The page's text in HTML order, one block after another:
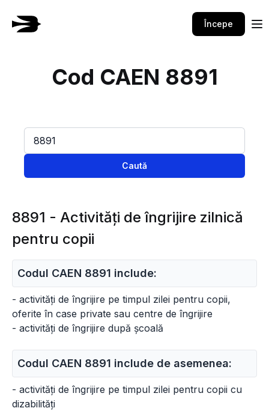
Începe
Cod CAEN 8891
Caută
8891 - Activităţi de îngrijire zilnică
pentru copii
Codul CAEN 8891 include:
- activități de îngrijire pe timpul zilei pentru copii,
oferite în case private sau centre de îngrijire
- activități de îngrijire după școală
Codul CAEN 8891 include de asemenea:
- activități de îngrijire pe timpul zilei pentru copii cu
dizabilități